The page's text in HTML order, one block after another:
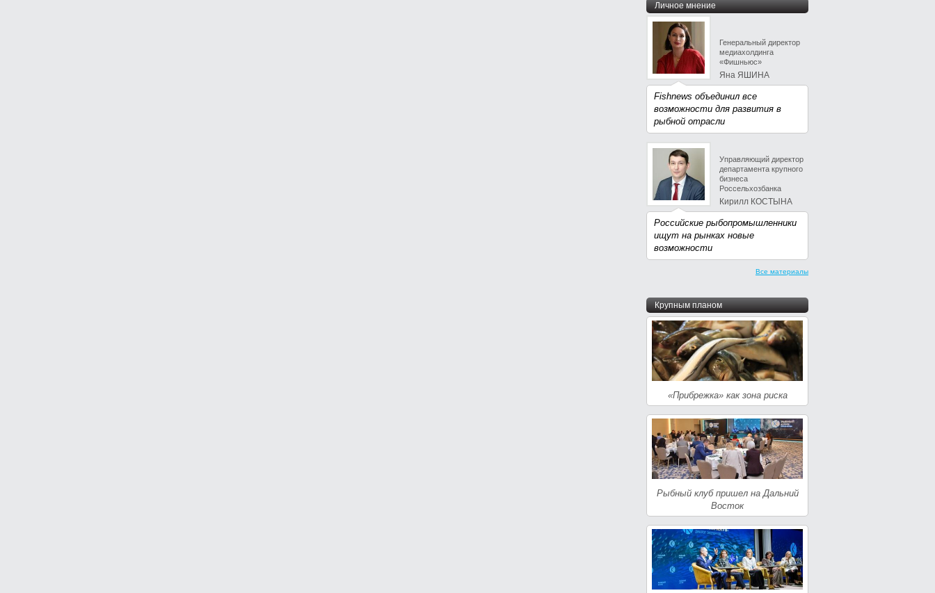
Личное мнение
Генеральный директор
медиахолдинга
«Фишньюс»
Яна ЯШИНА
Fishnews объединил все
возможности для развития в
рыбной отрасли
Управляющий директор
департамента крупного
бизнеса
Россельхозбанка
Кирилл КОСТЫНА
Российские рыбопромышленники
ищут на рынках новые
возможности
Все материалы
Крупным планом
«Прибрежка» как зона риска
Рыбный клуб пришел на Дальний
Восток